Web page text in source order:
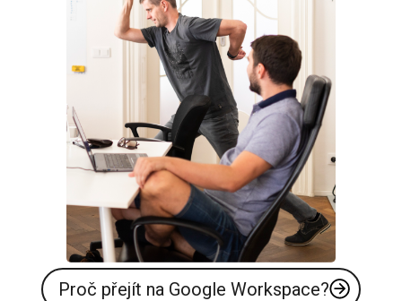
Proč přejít na Google Workspace?